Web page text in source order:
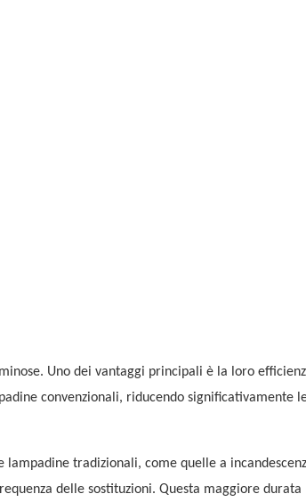
Uno dei vantaggi principali è la loro
convenzionali, riducendo significativamente
tradizionali, come quelle a
delle sostituzioni. Questa maggiore